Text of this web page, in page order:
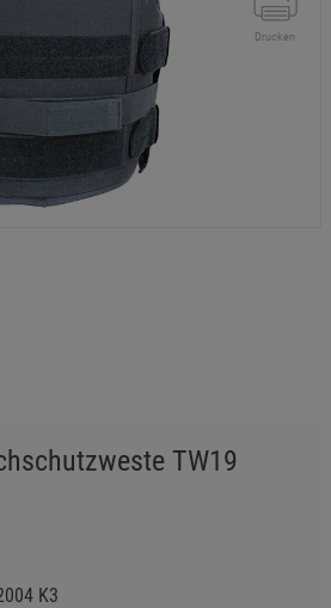
Drucken
TW19
K3